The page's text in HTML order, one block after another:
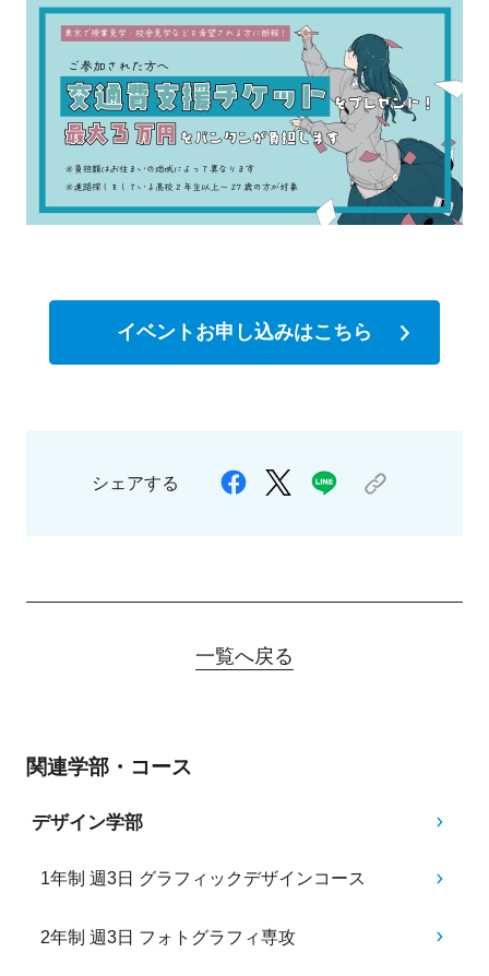
イベントお申し込みはこちら
シェアする
一覧へ戻る
関連学部・コース
デザイン学部
1年制 週3日 グラフィックデザインコース
2年制 週3日 フォトグラフィ専攻